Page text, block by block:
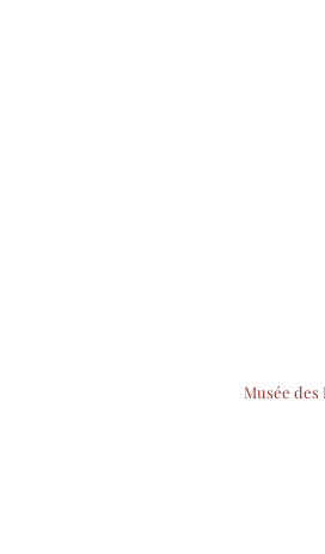
Musée